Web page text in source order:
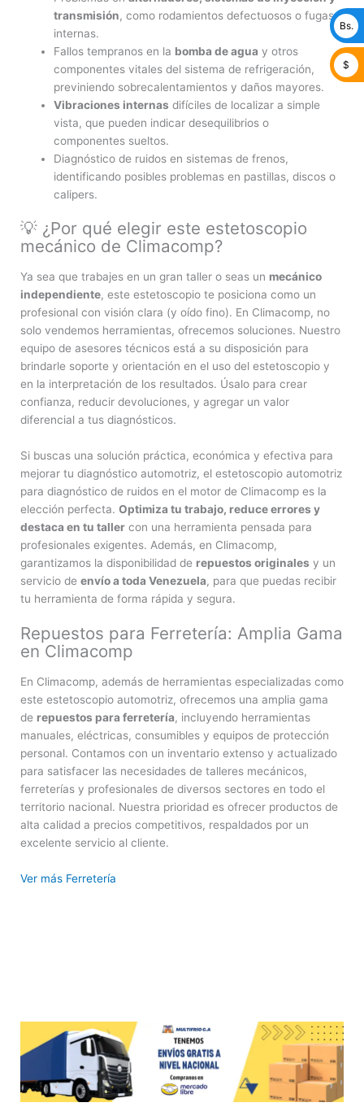
transmisión, como rodamientos defectuosos o fugas
internas.
Fallos tempranos en la bomba de agua y otros
componentes vitales del sistema de refrigeración,
previniendo sobrecalentamientos y daños mayores.
Vibraciones internas difíciles de localizar a simple
vista, que pueden indicar desequilibrios o
componentes sueltos.
Diagnóstico de ruidos en sistemas de frenos,
identificando posibles problemas en pastillas, discos o
calipers.
💡 ¿Por qué elegir este estetoscopio
mecánico de Climacomp?
Ya sea que trabajes en un gran taller o seas un mecánico
independiente, este estetoscopio te posiciona como un
profesional con visión clara (y oído fino). En Climacomp, no
solo vendemos herramientas, ofrecemos soluciones. Nuestro
equipo de asesores técnicos está a su disposición para
brindarle soporte y orientación en el uso del estetoscopio y
en la interpretación de los resultados. Úsalo para crear
confianza, reducir devoluciones, y agregar un valor
diferencial a tus diagnósticos.
Si buscas una solución práctica, económica y efectiva para
mejorar tu diagnóstico automotriz, el estetoscopio automotriz
para diagnóstico de ruidos en el motor de Climacomp es la
elección perfecta. Optimiza tu trabajo, reduce errores y
destaca en tu taller con una herramienta pensada para
profesionales exigentes. Además, en Climacomp,
garantizamos la disponibilidad de repuestos originales y un
servicio de envío a toda Venezuela, para que puedas recibir
tu herramienta de forma rápida y segura.
Repuestos para Ferretería: Amplia Gama
en Climacomp
En Climacomp, además de herramientas especializadas como
este estetoscopio automotriz, ofrecemos una amplia gama
de repuestos para ferretería, incluyendo herramientas
manuales, eléctricas, consumibles y equipos de protección
personal. Contamos con un inventario extenso y actualizado
para satisfacer las necesidades de talleres mecánicos,
ferreterías y profesionales de diversos sectores en todo el
territorio nacional. Nuestra prioridad es ofrecer productos de
alta calidad a precios competitivos, respaldados por un
excelente servicio al cliente.
Ver más Ferretería
Bs.
$